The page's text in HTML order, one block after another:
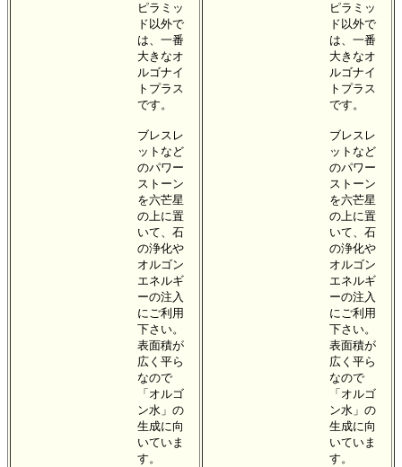
ピラミッ
ド以外で
は、一番
大きなオ
ルゴナイ
トプラス
です。
ブレスレ
ットなど
のパワー
ストーン
を六芒星
の上に置
いて、石
の浄化や
オルゴン
エネルギ
ーの注入
にご利用
下さい。
表面積が
広く平ら
なので
「オルゴ
ン水」の
生成に向
いていま
す。
ピラミッ
ド以外で
は、一番
大きなオ
ルゴナイ
トプラス
です。
ブレスレ
ットなど
のパワー
ストーン
を六芒星
の上に置
いて、石
の浄化や
オルゴン
エネルギ
ーの注入
にご利用
下さい。
表面積が
広く平ら
なので
「オルゴ
ン水」の
生成に向
いていま
す。